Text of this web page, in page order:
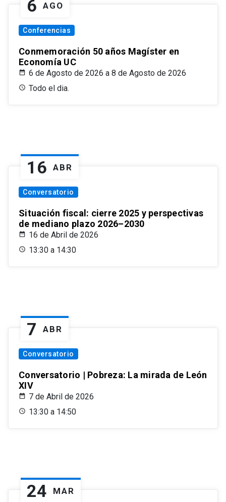
6 AGO
Conferencias
Conmemoración 50 años Magíster en
Economía UC
6 de Agosto de 2026 a 8 de Agosto de 2026
Todo el dia.
16 ABR
Conversatorio
Situación fiscal: cierre 2025 y perspectivas
de mediano plazo 2026–2030
16 de Abril de 2026
13:30 a 14:30
7 ABR
Conversatorio
Conversatorio | Pobreza: La mirada de León
XIV
7 de Abril de 2026
13:30 a 14:50
24 MAR